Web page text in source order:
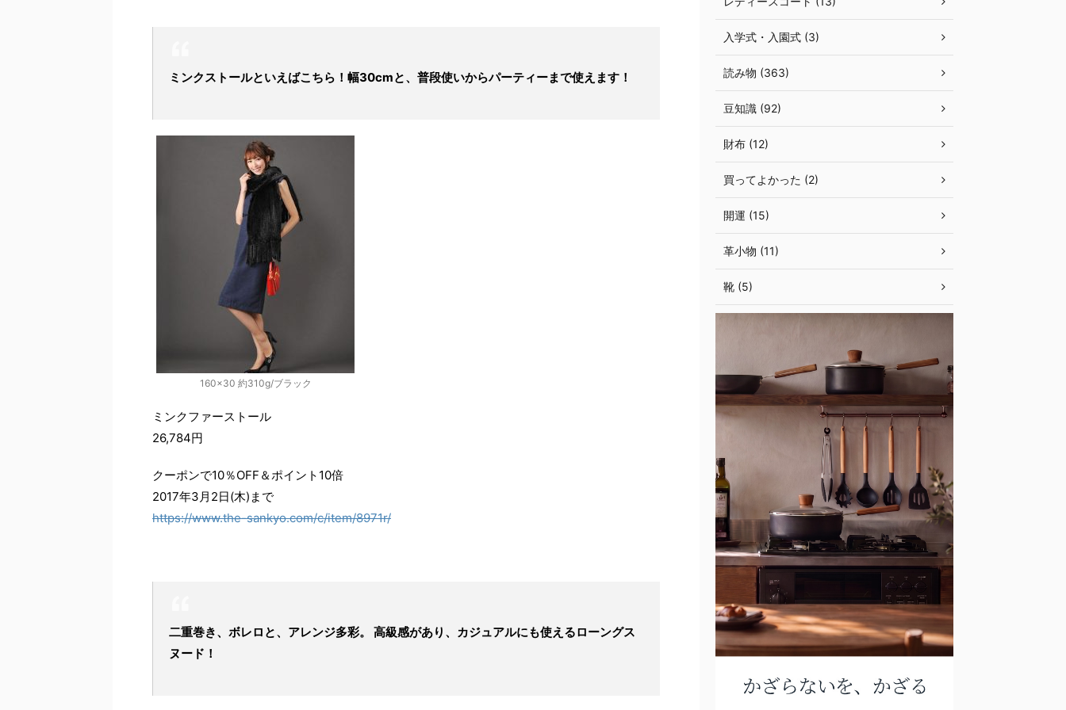
ミンクストールといえばこちら！幅30cmと、普段使いからパーティーまで使えます！
160×30 約310g/ブラック
ミンクファーストール
26,784円
クーポンで10％OFF＆ポイント10倍
2017年3月2日(木)まで
https://www.the-sankyo.com/c/item/8971r/
二重巻き、ボレロと、アレンジ多彩。 高級感があり、カジュアルにも使えるローングス
ヌード！
入学式・入園式 (3)
読み物 (363)
豆知識 (92)
財布 (12)
買ってよかった (2)
開運 (15)
革小物 (11)
靴 (5)